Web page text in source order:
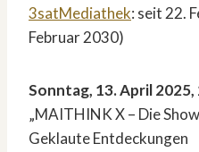
3satMediathek: seit 22.
Februar 2030)
Sonntag, 13. April 2025,
„MAITHINK X – Die
Geklaute Entdeckungen